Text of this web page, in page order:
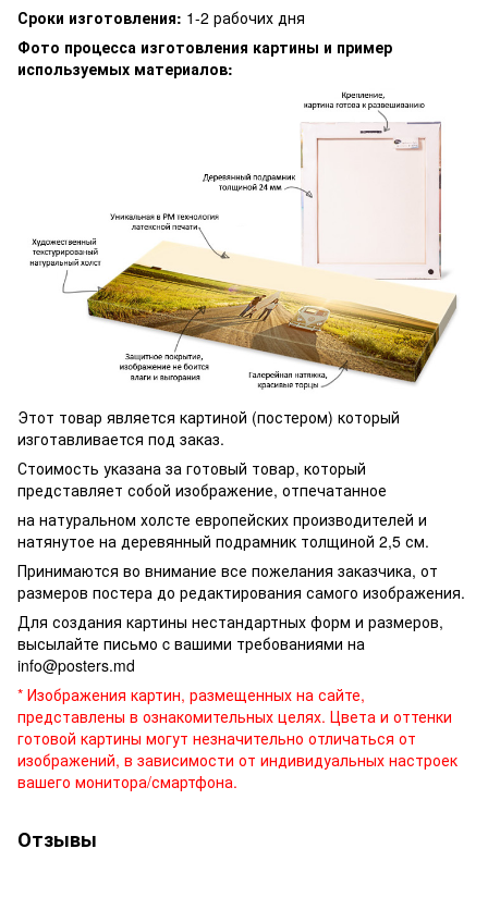
Сроки изготовления: 1-2 рабочих дня
Фото процесса изготовления картины и пример
используемых материалов:
Этот товар является картиной (постером) который
изготавливается под заказ.
Стоимость указана за готовый товар, который
представляет собой изображение, отпечатанное
на натуральном холсте европейских производителей и
натянутое на деревянный подрамник толщиной 2,5 см.
Принимаются во внимание все пожелания заказчика, от
размеров постера до редактирования самого изображения.
Для создания картины нестандартных форм и размеров,
высылайте письмо c вашими требованиями на
info@posters.md
* Изображения картин, размещенных на сайте,
представлены в ознакомительных целях. Цвета и оттенки
готовой картины могут незначительно отличаться от
изображений, в зависимости от индивидуальных настроек
вашего монитора/смартфона.
Отзывы